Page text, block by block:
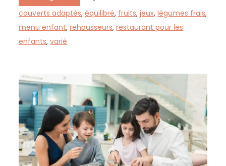
couverts adaptés,équilibré, fruits,jeux,légumes frais,
menu enfant,rehausseurs,restaurant pour les
enfants,varié